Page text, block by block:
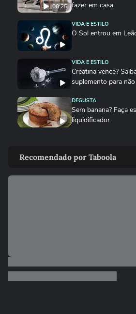
00:25 fazer em casa
VIDA E ESTILO
O Sol entrou em
VIDA E ESTILO
Creatina vence?
suplemento para
DEGUSTA
Sem banana? Faça
liquidificador
frio?
DEGUSTA
os signos com André
Recomendado por Taboola